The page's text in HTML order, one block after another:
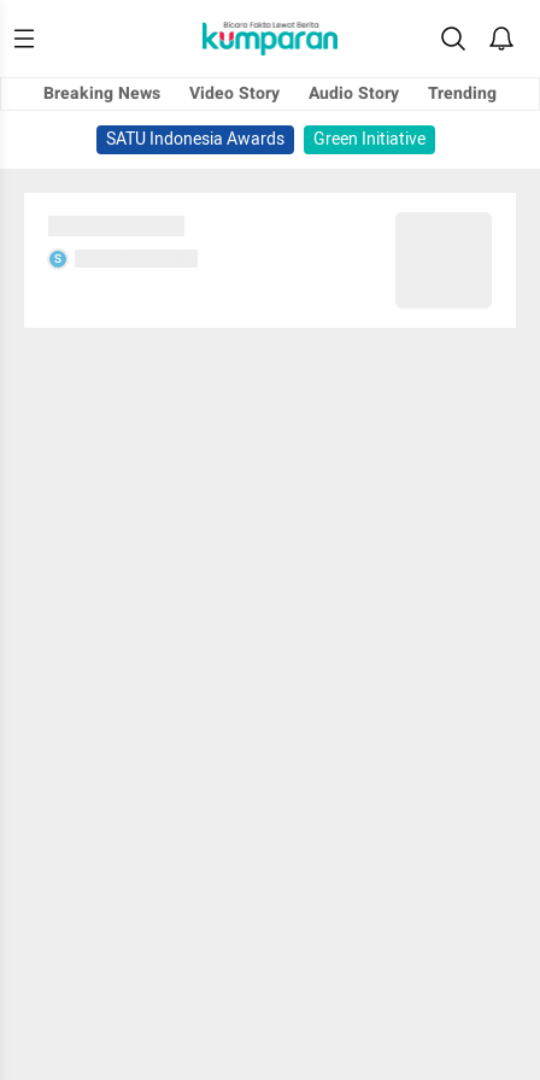
Breaking News Video Story Audio Story
Trending
SATU Indonesia Awards
Green Initiative
S